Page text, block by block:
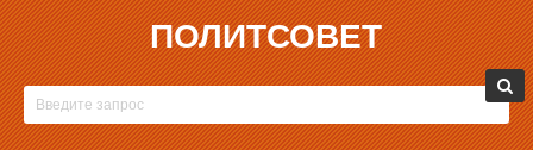
ПОЛИТСОВЕТ
16.08.2007, 13:49
НА СВЖД ПОЕЗД ЗАДАВИЛ ДВУХ
ПОДРОСТКОВ